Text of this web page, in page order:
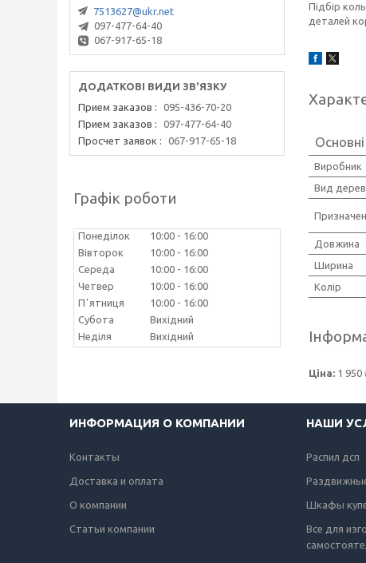
Підбір
деталей
Основні
Виробник
Вид
Довжина
Ширина
Колір
Ціна: 1 950
7513627@ukr.net
097-477-64-40
067-917-65-18
Прием заказов
095-436-70-20
Прием заказов
097-477-64-40
Просчет заявок
067-917-65-18
Графік роботи
Понеділок 10:00
16:00
Вівторок
10:00
16:00
Середа
10:00
16:00
Четвер
10:00
16:00
Пʼятниця
10:00
16:00
Субота
Вихідний
Неділя
Вихідний
ИНФОРМАЦИЯ О КОМПАНИИ
Контакты
Доставка и оплата
О компании
Статьи компании
НАШИ
Распил дсп
Шкафы
Все для